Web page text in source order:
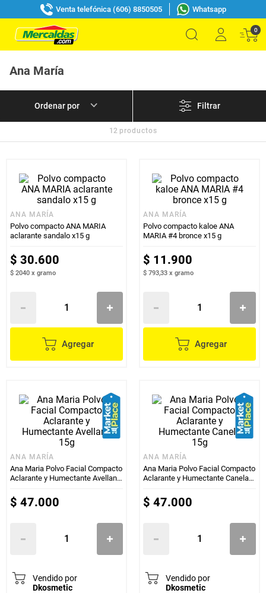
Venta telefónica (606) 8850505 Whatsapp
0
Ana María
Filtrar
12 productos
ANA MARÍA
Polvo compacto ANA MARIA
aclarante sandalo x15 g
$ 30.600
$ 2040 x gramo
Agregar
ANA MARÍA
Polvo compacto kaloe ANA
MARIA #4 bronce x15 g
$ 11.900
$ 793,33 x gramo
Agregar
ANA MARÍA
Ana Maria Polvo Facial Compacto
Aclarante y Humectante Avellana
$ 47.000
Vendido por
Dkosmetic
ANA MARÍA
Ana Maria Polvo Facial Compacto
Aclarante y Humectante Canela
$ 47.000
Vendido por
Dkosmetic